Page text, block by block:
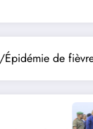
Épidémie de
sécuritaire et